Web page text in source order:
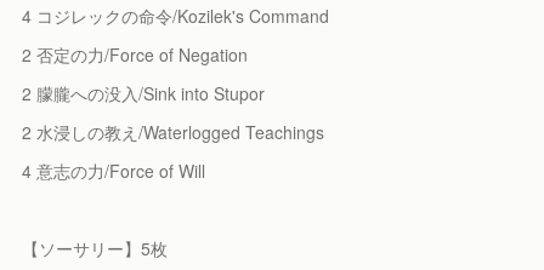
4 コジレックの命令/Kozilek's Command
2 否定の力/Force of Negation
2 朦朧への没入/Sink into Stupor
2 水浸しの教え/Waterlogged Teachings
4 意志の力/Force of Will
【ソーサリー】5枚